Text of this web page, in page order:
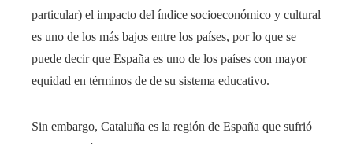
particular) el impacto del índice socioeconómico y cultural
es uno de los más bajos entre los países, por lo que se
puede decir que España es uno de los países con mayor
equidad en términos de de su sistema educativo.
Sin embargo, Cataluña es la región de España que sufrió